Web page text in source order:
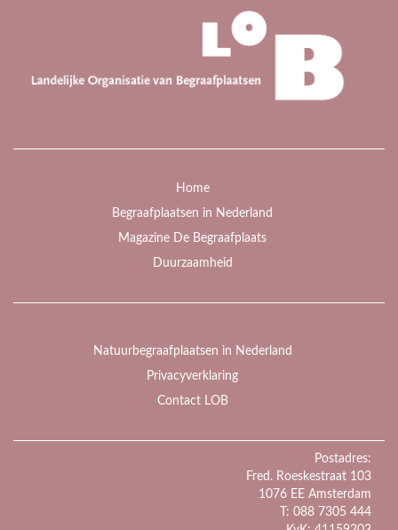
Home
Begraafplaatsen in Nederland
Magazine De Begraafplaats
Duurzaamheid
Natuurbegraafplaatsen in Nederland
Privacyverklaring
Contact LOB
Postadres:
Fred. Roeskestraat 103
1076 EE Amsterdam
T: 088 7305 444